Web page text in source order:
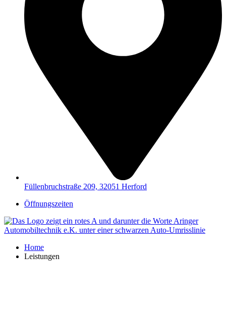
Füllenbruchstraße 209, 32051 Herford
Öffnungszeiten
Home
Leistungen